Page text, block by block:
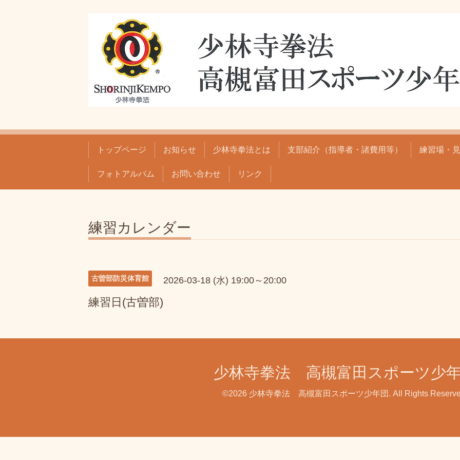
トップページ お知らせ 少林寺拳法とは 支部紹介（指導者・諸費用等） 練習場・
フォトアルバム お問い合わせ リンク
練習カレンダー
古曽部防災体育館 2026-03-18 (水) 19:00～20:00
練習日(古曽部)
少林寺拳法 高槻富田スポーツ少
©2026 少林寺拳法 高槻富田スポーツ少年団 . All Rights